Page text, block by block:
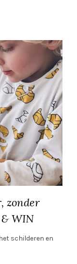
zonder
WIN
schilderen en